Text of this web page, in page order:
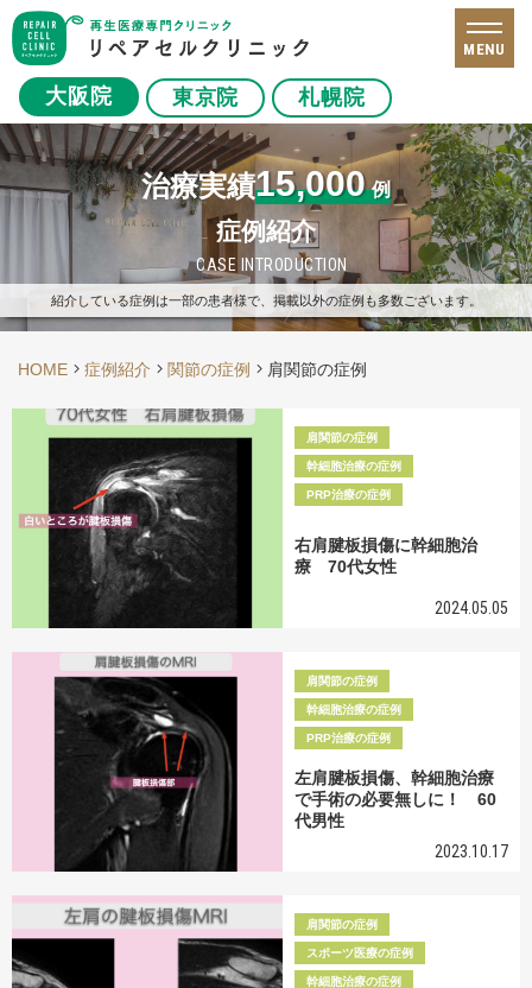
大阪院 東京院 札幌院
MENU
治療実績15,000 例
症例紹介
CASE INTRODUCTION
紹介している症例は一部の患者様で、掲載以外の症例も多数ございます。
HOME 症例紹介 関節の症例 肩関節の症例
肩関節の症例
幹細胞治療の症例
PRP治療の症例
右肩腱板損傷に幹細胞治
療 70代女性
2024.05.05
肩関節の症例
幹細胞治療の症例
PRP治療の症例
左肩腱板損傷、幹細胞治療
で手術の必要無しに！ 60
代男性
2023.10.17
肩関節の症例
スポーツ医療の症例
幹細胞治療の症例